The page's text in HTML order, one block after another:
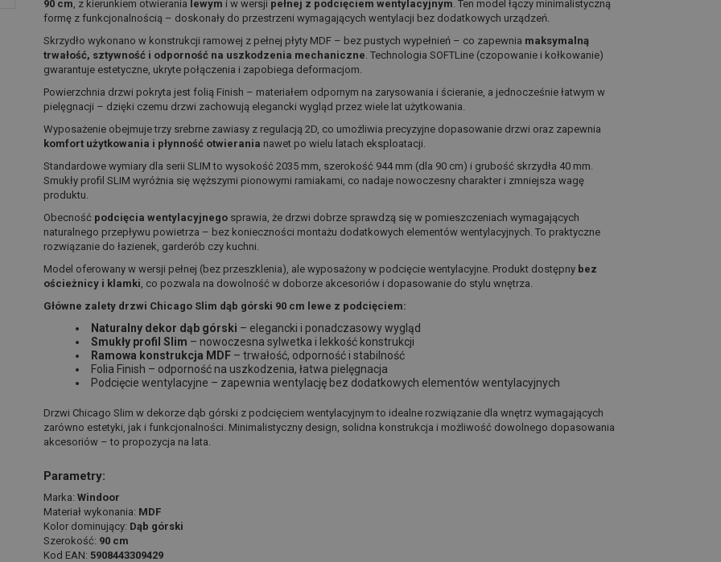
90 cm, z kierunkiem otwierania lewym i w wersji pełnej z podcięciem wentylacyjnym. Ten model łączy minimalistyczną
formę z funkcjonalnością – doskonały do przestrzeni wymagających wentylacji bez dodatkowych urządzeń.
Skrzydło wykonano w konstrukcji ramowej z pełnej płyty MDF – bez pustych wypełnień – co zapewnia maksymalną
trwałość, sztywność i odporność na uszkodzenia mechaniczne. Technologia SOFTLine (czopowanie i kołkowanie)
gwarantuje estetyczne, ukryte połączenia i zapobiega deformacjom.
Powierzchnia drzwi pokryta jest folią Finish – materiałem odpornym na zarysowania i ścieranie, a jednocześnie łatwym w
pielęgnacji – dzięki czemu drzwi zachowują elegancki wygląd przez wiele lat użytkowania.
Wyposażenie obejmuje trzy srebrne zawiasy z regulacją 2D, co umożliwia precyzyjne dopasowanie drzwi oraz zapewnia
komfort użytkowania i płynność otwierania nawet po wielu latach eksploatacji.
Standardowe wymiary dla serii SLIM to wysokość 2035 mm, szerokość 944 mm (dla 90 cm) i grubość skrzydła 40 mm.
Smukły profil SLIM wyróżnia się węższymi pionowymi ramiakami, co nadaje nowoczesny charakter i zmniejsza wagę
produktu.
Obecność podcięcia wentylacyjnego sprawia, że drzwi dobrze sprawdzą się w pomieszczeniach wymagających
naturalnego przepływu powietrza – bez konieczności montażu dodatkowych elementów wentylacyjnych. To praktyczne
rozwiązanie do łazienek, garderób czy kuchni.
Model oferowany w wersji pełnej (bez przeszklenia), ale wyposażony w podcięcie wentylacyjne. Produkt dostępny bez
ościeżnicy i klamki, co pozwala na dowolność w doborze akcesoriów i dopasowanie do stylu wnętrza.
Główne zalety drzwi Chicago Slim dąb górski 90 cm lewe z podcięciem:
Naturalny dekor dąb górski – elegancki i ponadczasowy wygląd
Smukły profil Slim – nowoczesna sylwetka i lekkość konstrukcji
Ramowa konstrukcja MDF – trwałość, odporność i stabilność
Folia Finish – odporność na uszkodzenia, łatwa pielęgnacja
Podcięcie wentylacyjne – zapewnia wentylację bez dodatkowych elementów wentylacyjnych
Drzwi Chicago Slim w dekorze dąb górski z podcięciem wentylacyjnym to idealne rozwiązanie dla wnętrz wymagających
zarówno estetyki, jak i funkcjonalności. Minimalistyczny design, solidna konstrukcja i możliwość dowolnego dopasowania
akcesoriów – to propozycja na lata.
Parametry:
Marka: Windoor
Materiał wykonania: MDF
Kolor dominujący: Dąb górski
Szerokość: 90 cm
Kod EAN: 5908443309429